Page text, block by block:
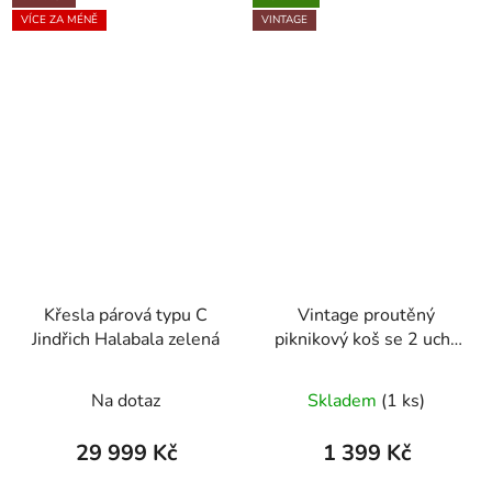
VÍCE ZA MÉNĚ
Křesla párová typu C
Jindřich Halabala zelená
Na dotaz
29 999 Kč
VINTAGE
Vintage proutěný
piknikový koš se 2 uchy
Skladem (1 ks)
1 399 Kč